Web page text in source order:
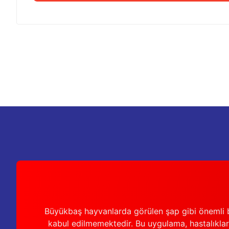
Ürün bilgilerinde hatalar bulunuyor.
Büyükbaş hayvanlarda görülen şap gibi önemli
kabul edilmemektedir. Bu uygulama,